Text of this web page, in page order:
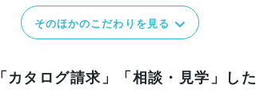
そのほかのこだわりを見る
「カタログ請求」「相談・見学」し